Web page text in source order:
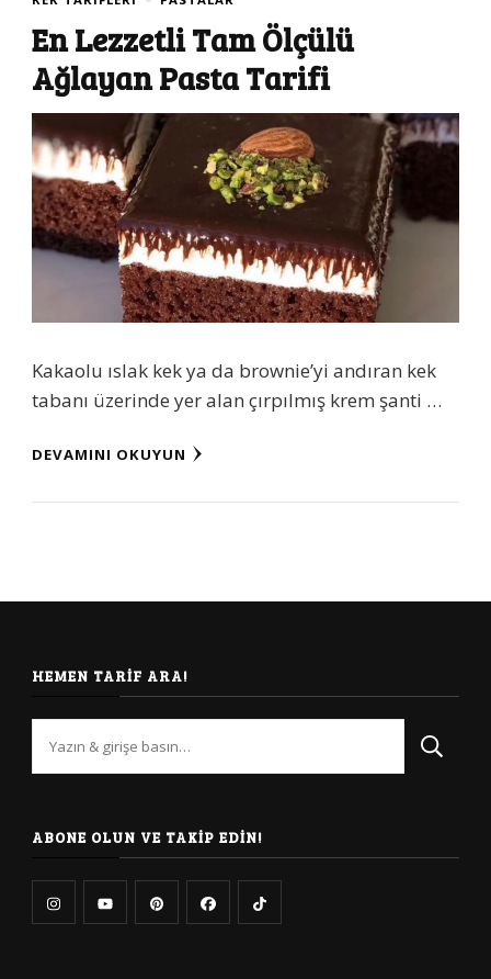
En Lezzetli Tam Ölçülü
Ağlayan Pasta Tarifi
Kakaolu ıslak kek ya da brownie’yi andıran kek
tabanı üzerinde yer alan çırpılmış krem şanti …
DEVAMINI OKUYUN
HEMEN TARIF ARA!
arıyorsunuz?
ABONE OLUN VE TAKIP EDIN!